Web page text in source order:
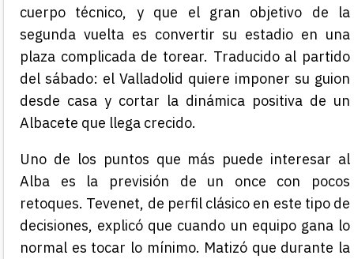
cuerpo técnico, y que el gran objetivo de la
segunda vuelta es convertir su estadio en una
plaza complicada de torear. Traducido al partido
del sábado: el Valladolid quiere imponer su guion
desde casa y cortar la dinámica positiva de un
Albacete que llega crecido.
Uno de los puntos que más puede interesar al
Alba es la previsión de un once con pocos
retoques. Tevenet, de perfil clásico en este tipo de
decisiones, explicó que cuando un equipo gana lo
normal es tocar lo mínimo. Matizó que durante la